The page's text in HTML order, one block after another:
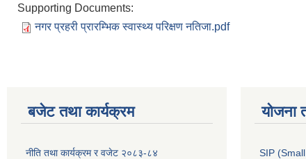
Supporting Documents:
नगर प्रहरी प्रारम्भिक स्वास्थ्य परिक्षण नतिजा.pdf
बजेट तथा कार्यक्रम
नीति तथा कार्यक्रम र वजेट २०८३-८४
योजना
SIP